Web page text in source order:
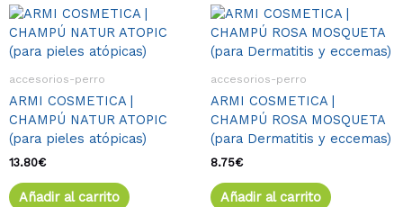
accesorios-perro
ARMI COSMETICA |
CHAMPÚ NATUR ATOPIC
(para pieles atópicas)
13.80€
Añadir al carrito
accesorios-perro
ARMI COSMETICA |
CHAMPÚ ROSA MOSQUETA
(para Dermatitis y eccemas)
8.75€
Añadir al carrito